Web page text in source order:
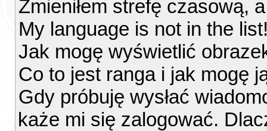
Zmieniłem strefę czasową,
My language is not in the
Jak mogę wyświetlić
Co to jest ranga i jak mogę
Gdy próbuję wysłać
każe mi się zalogować.